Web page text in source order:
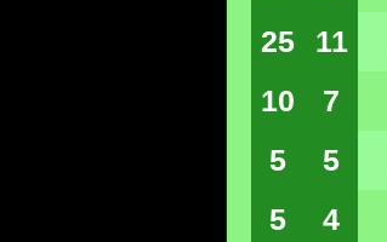
25 11
10 7
5 5
5 4